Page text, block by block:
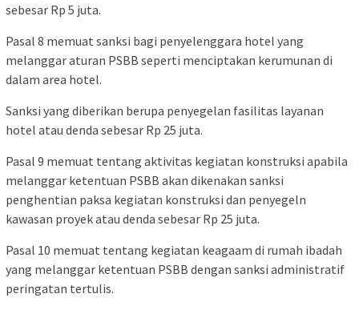
sebesar Rp 5 juta.
Pasal 8 memuat sanksi bagi penyelenggara hotel yang
melanggar aturan PSBB seperti menciptakan kerumunan di
dalam area hotel.
Sanksi yang diberikan berupa penyegelan fasilitas layanan
hotel atau denda sebesar Rp 25 juta.
Pasal 9 memuat tentang aktivitas kegiatan konstruksi apabila
melanggar ketentuan PSBB akan dikenakan sanksi
penghentian paksa kegiatan konstruksi dan penyegeln
kawasan proyek atau denda sebesar Rp 25 juta.
Pasal 10 memuat tentang kegiatan keagaam di rumah ibadah
yang melanggar ketentuan PSBB dengan sanksi administratif
peringatan tertulis.